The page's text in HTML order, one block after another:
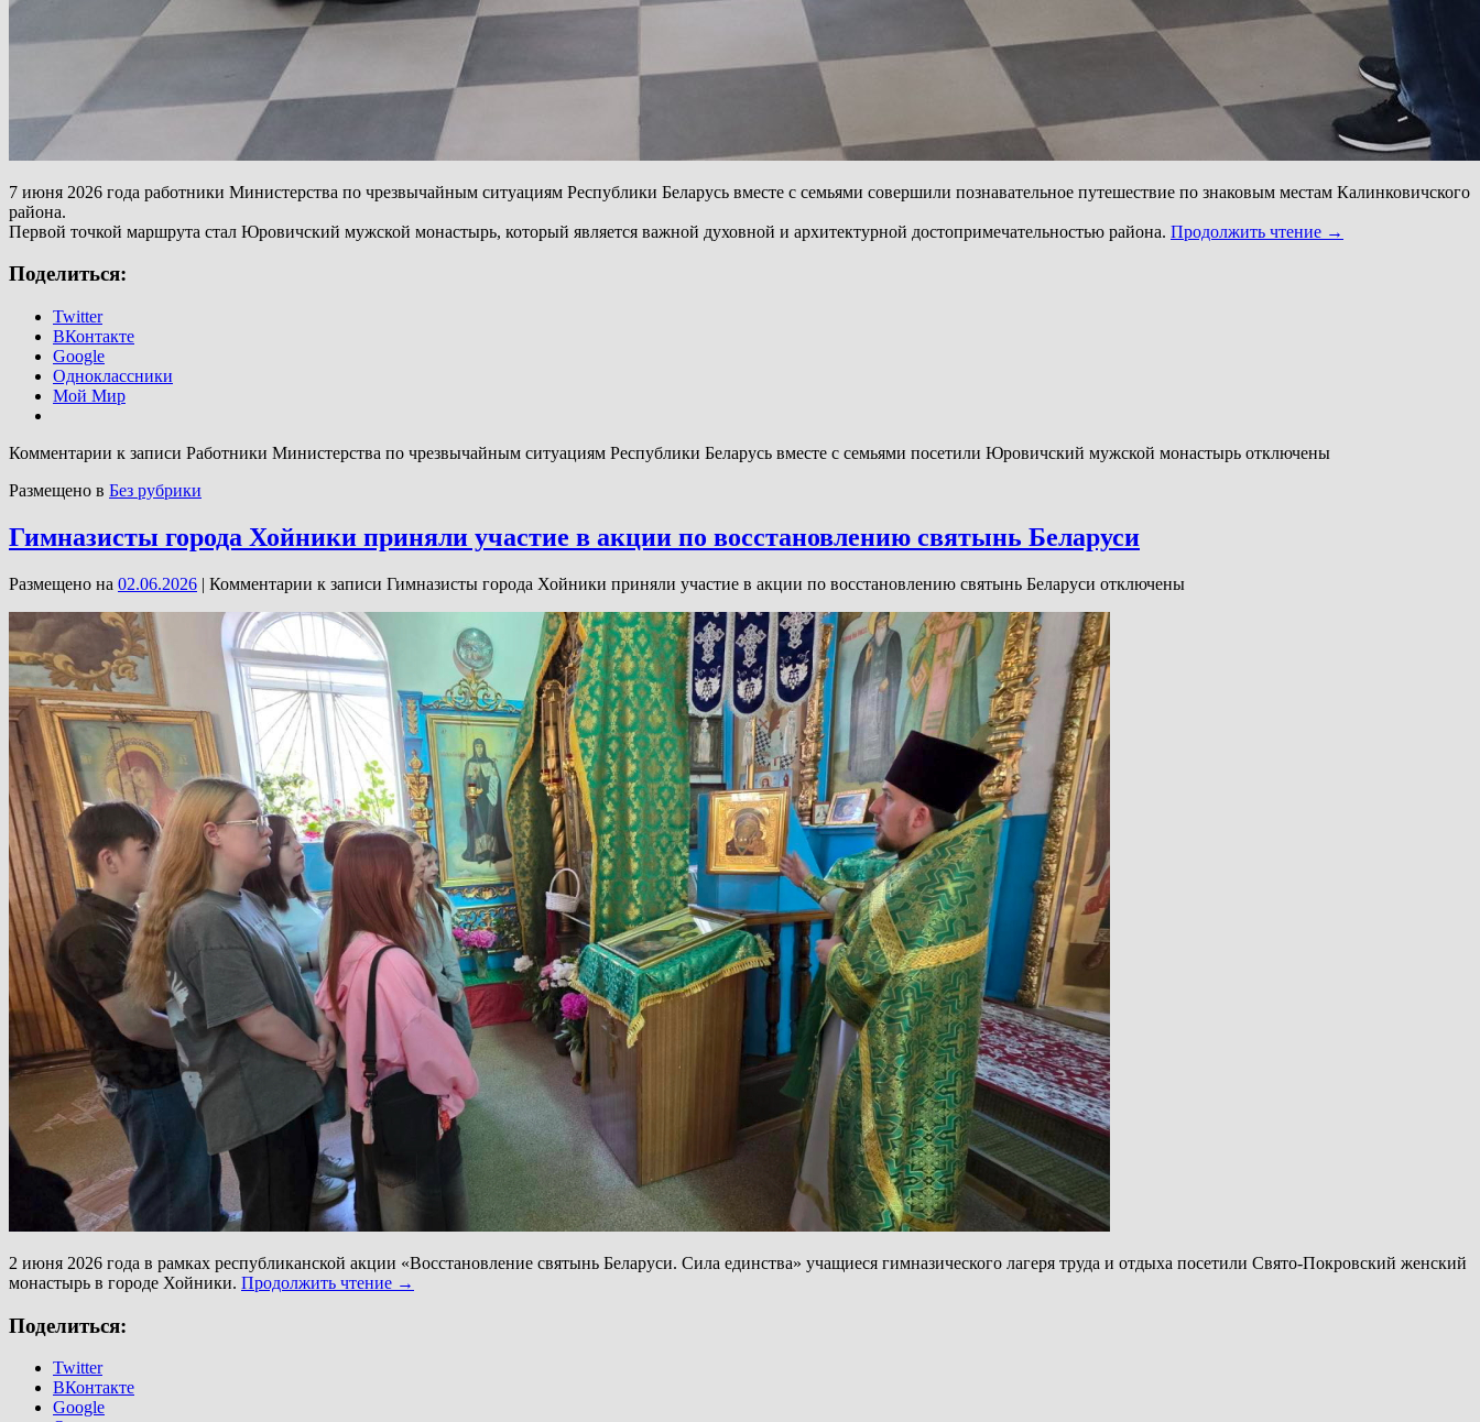
7 июня 2026 года работники Министерства по чрезвычайным ситуациям Республики Беларусь вместе с семьями совершили познавательное путешествие по знаковым местам Калинковичского
района.
Первой точкой маршрута стал Юровичский мужской монастырь, который является важной духовной и архитектурной достопримечательностью района. Продолжить чтение →
Поделиться:
Twitter
ВКонтакте
Google
Одноклассники
Мой Мир
Комментарии к записи Работники Министерства по чрезвычайным ситуациям Республики Беларусь вместе с семьями посетили Юровичский мужской монастырь отключены
Размещено в Без рубрики
Гимназисты города Хойники приняли участие в акции по восстановлению святынь Беларуси
Размещено на 02.06.2026 | Комментарии к записи Гимназисты города Хойники приняли участие в акции по восстановлению святынь Беларуси отключены
2 июня 2026 года в рамках республиканской акции «Восстановление святынь Беларуси. Сила единства» учащиеся гимназического лагеря труда и отдыха посетили Свято-Покровский женский
монастырь в городе Хойники. Продолжить чтение →
Поделиться:
Twitter
ВКонтакте
Google